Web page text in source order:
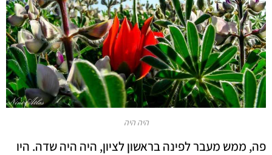
היה היה
פה, ממש מעבר לפינה בראשון לציון, היה היה שדה. היו